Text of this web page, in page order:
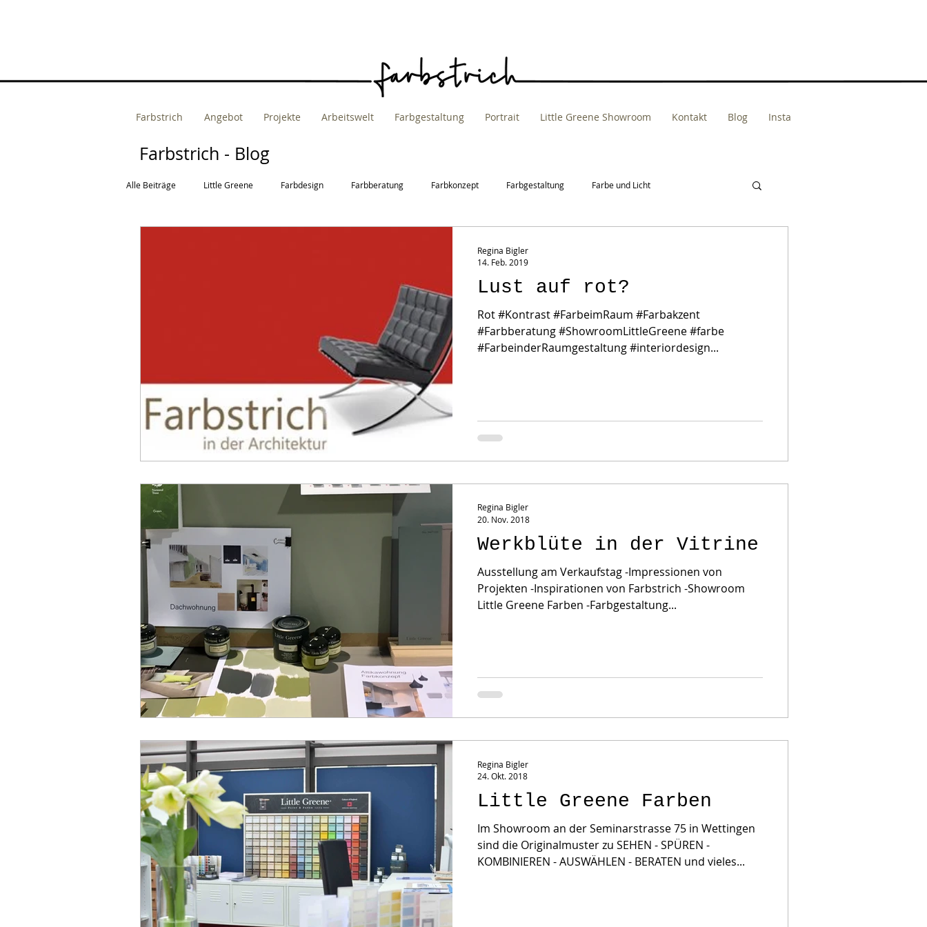
Farbstrich Angebot Projekte Arbeitswelt Farbgestaltung Portrait Little Greene Showroom Kontakt Blog Insta
Alle Beiträge Little Greene Farbdesign Farbberatung Farbkonzept Farbgestaltung Farbe und Licht
Lust auf rot?
Rot #Kontrast #FarbeimRaum #Farbakzent
#Farbberatung #ShowroomLittleGreene #farbe
#FarbeinderRaumgestaltung #interiordesign...
Regina Bigler
14. Feb. 2019
Werkblüte in der Vitrine
Ausstellung am Verkaufstag -Impressionen von
Projekten -Inspirationen von Farbstrich -Showroom
Little Greene Farben -Farbgestaltung...
Regina Bigler
20. Nov. 2018
Little Greene Farben
Im Showroom an der Seminarstrasse 75 in Wettingen
sind die Originalmuster zu SEHEN - SPÜREN -
KOMBINIEREN - AUSWÄHLEN - BERATEN und vieles...
Regina Bigler
24. Okt. 2018
Farbstrich - Blog